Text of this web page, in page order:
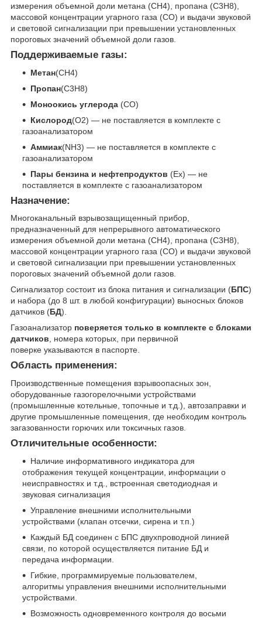
измерения объемной доли метана (CH4), пропана (C3H8),
массовой концентрации угарного газа (CO) и выдачи звуковой
и световой сигнализации при превышении установленных
пороговых значений объемной доли газов.
Поддерживаемые газы:
Метан(CH4)
Пропан(C3H8)
Моноокись углерода (CO)
Кислород(O2) — не поставляется в комплекте с
газоанализатором
Аммиак(NH3) — не поставляется в комплекте с
газоанализатором
Пары бензина и нефтепродуктов (Ex) — не
поставляется в комплекте с газоанализатором
Назначение:
Многоканальный взрывозащищенный прибор,
предназначенный для непрерывного автоматического
измерения объемной доли метана (CH4), пропана (C3H8),
массовой концентрации угарного газа (CO) и выдачи звуковой
и световой сигнализации при превышении установленных
пороговых значений объемной доли газов.
Сигнализатор состоит из блока питания и сигнализации (БПС)
и набора (до 8 шт. в любой конфигурации) выносных блоков
датчиков (БД).
Газоанализатор поверяется только в комплекте с блоками
датчиков, номера которых, при первичной
поверке указываются в паспорте.
Область применения:
Производственные помещения взрывоопасных зон,
оборудованные газогорелочными устройствами
(промышленные котельные, топочные и т.д.), автозаправки и
другие промышленные помещения, где необходим контроль
загазованности горючих или токсичных газов.
Отличительные особенности:
Наличие информативного индикатора для
отображения текущей концентрации, информации о
неисправностях и т.д., встроенная светодиодная и
звуковая сигнализация
Управление внешними исполнительными
устройствами (клапан отсечки, сирена и т.п.)
Каждый БД соединен с БПС двухпроводной линией
связи, по которой осуществляется питание БД и
передача информации.
Гибкие, программируемые пользователем,
алгоритмы управления внешними исполнительными
устройствами.
Возможность одновременного контроля до восьми